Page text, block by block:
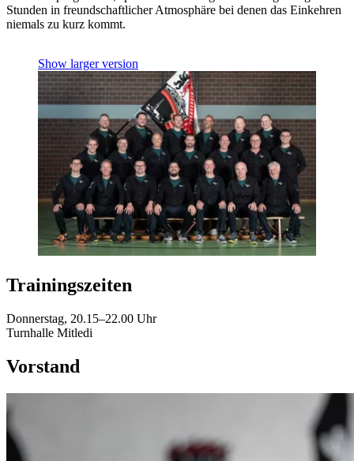
Stunden in freundschaftlicher Atmosphäre bei denen das Einkehren
niemals zu kurz kommt.
Show larger version
Trainingszeiten
Donnerstag, 20.15–22.00 Uhr
Turnhalle Mitledi
Vorstand